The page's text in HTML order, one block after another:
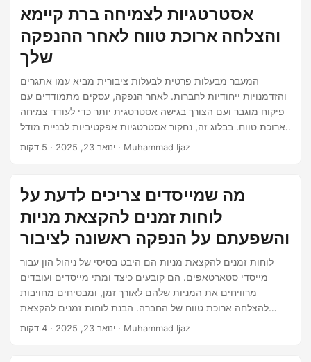
למשקיעים. נרטיב אסטרטגי ומעוצב היטב יכול לשפר משמעותית
את הסיכויים שלך להנפקה ציבורית מוצלחת וביצועים מתמשכים
לאחר ההנפקה.
אסטרטגיות לצמיחה ברת קיימא
והצלחה ארוכת טווח לאחר ההנפקה
שלך
המעבר מבעלות פרטית לבעלות ציבורית מביא עמו אתגרים
והזדמנויות ייחודיות לחברות. לאחר הנפקה, עסקים מתמודדים עם
פיקוח מוגבר ועם הצורך בגישה אסטרטגית יותר כדי לעודד צמיחה
ארוכת טווח. בבלוג זה, נחקור אסטרטגיות אפקטיביות לבניית מודל
עסקי בר קיימא לאחר ההנפקה—אחד שיכול להניע צמיחה עקבית,
אופנתית. היא הפכה לעמוד תווך קריטי של אסטרטגיית עסק,
במיוחד עבור חברות המופיעות לאחר הנפקה.
ינואר 23, 2025 · 5 דקות · Muhammad Ijaz
מה שמייסדים צריכים לדעת על
לוחות זמנים להקצאת מניות
והשפעתם על הנפקה ראשונה לציבור
לוחות זמנים להקצאת מניות הם היבט בסיסי של ניהול הון עבור
מייסדי סטארטאפים. הם קובעים כיצד ומתי מייסדים ועובדים
מרוויחים את המניות שלהם לאורך זמן, ומבטיחים מחויבות
להצלחה ארוכת טווח של החברה. הבנת לוחות זמנים להקצאת
מניות היא במיוחד קריטית כאשר מתכוננים להנפקה ראשונה לציבור
ינואר 23, 2025 · 4 דקות · Muhammad Ijaz